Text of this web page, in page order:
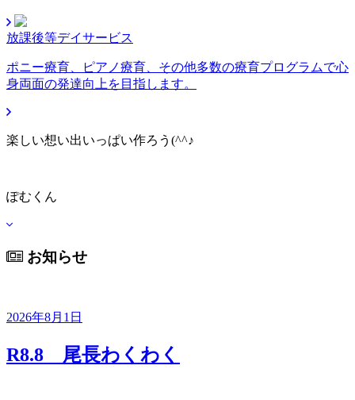
放課後等デイサービス
ポニー療育、ピアノ療育、その他多数の療育プログラムで心
身両面の発達向上を目指します。
楽しい想い出いっぱい作ろう(^^♪
ぽむくん
お知らせ
2026年8月1日
R8.8 尾長わくわく